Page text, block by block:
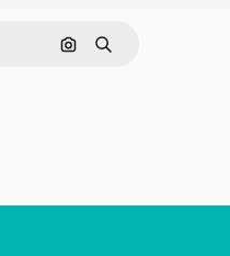
Поиск по изображению
Поиск